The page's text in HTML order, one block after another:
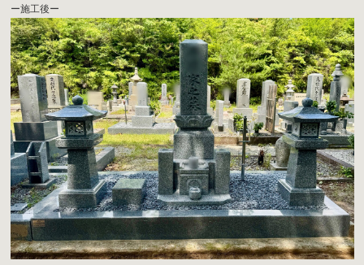
ー施工後ー